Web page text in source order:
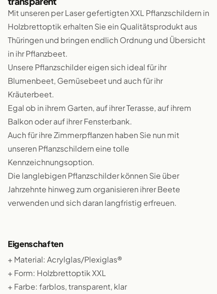
Mit unseren per Laser gefertigten XXL Pflanzschildern in
Holzbrettoptik erhalten Sie ein Qualitätsprodukt aus
Thüringen und bringen endlich Ordnung und Übersicht
in ihr Pflanzbeet.
Unsere Pflanzschilder eigen sich ideal für ihr
Blumenbeet, Gemüsebeet und auch für ihr
Kräuterbeet.
Egal ob in ihrem Garten, auf ihrer Terasse, auf ihrem
Balkon oder auf ihrer Fensterbank.
Auch für ihre Zimmerpflanzen haben Sie nun mit
unseren Pflanzschildern eine tolle
Kennzeichnungsoption.
Die langlebigen Pflanzschilder können Sie über
Jahrzehnte hinweg zum organisieren ihrer Beete
verwenden und sich daran langfristig erfreuen.
Eigenschaften
+ Material: Acrylglas/Plexiglas®
+ Form: Holzbrettoptik XXL
+ Farbe: farblos, transparent, klar